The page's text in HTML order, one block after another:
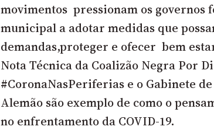
movimentos pressionam os governos
municipal a adotar medidas que
demandas,proteger e ofecer bem
Nota Técnica da Coalizão Negra Por
#CoronaNasPeriferias e o Gabinete
Alemão são exemplo de como o
no enfrentamento da COVID-19.